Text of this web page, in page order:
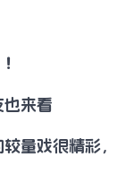
也来看
量戏很精彩，